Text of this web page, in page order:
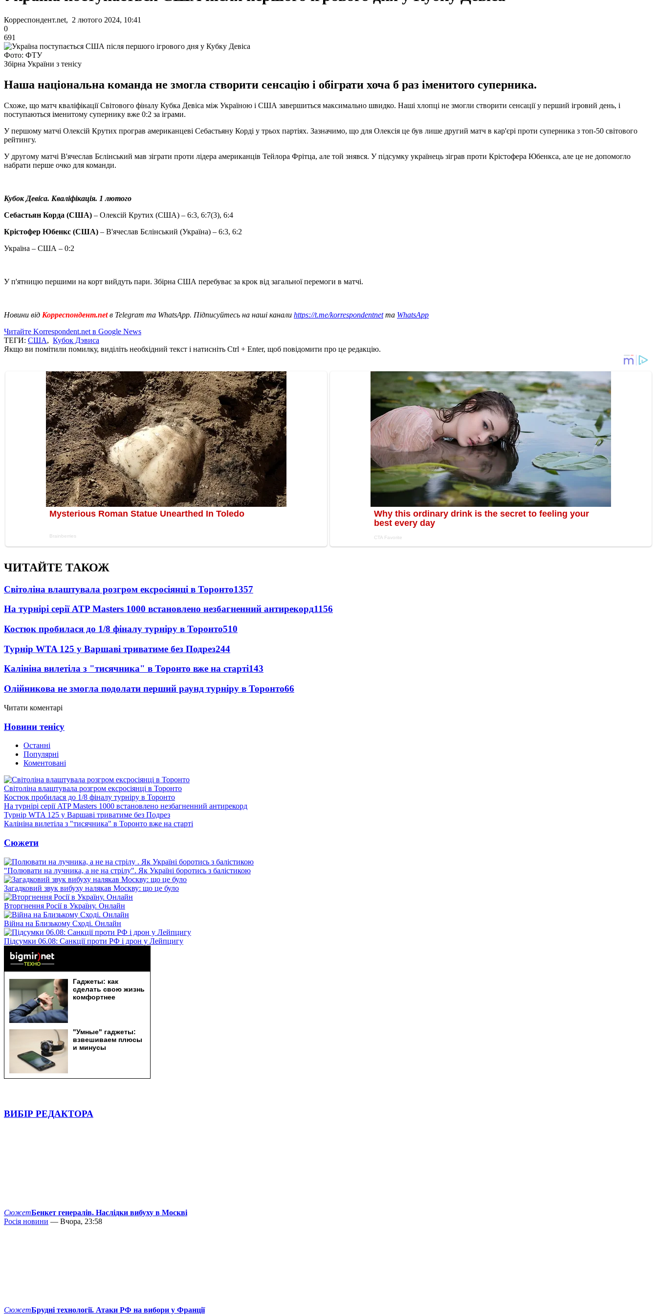
Корреспондент.net, 2 лютого 2024, 10:41
0
691
Фото: ФТУ
Збірна України з тенісу
Наша національна команда не змогла створити сенсацію і обіграти хоча б раз іменитого суперника.
Схоже, що матч кваліфікації Світового фіналу Кубка Девіса між Україною і США завершиться максимально швидко. Наші хлопці не змогли створити сенсації у перший ігровий день, і
поступаються іменитому супернику вже 0:2 за іграми.
У першому матчі Олексій Крутих програв американцеві Себастьяну Корді у трьох партіях. Зазначимо, що для Олексія це був лише другий матч в кар'єрі проти суперника з топ-50 світового
рейтингу.
У другому матчі В'ячеслав Бєлінський мав зіграти проти лідера американців Тейлора Фрітца, але той знявся. У підсумку українець зіграв проти Крістофера Юбенкса, але це не допомогло
набрати перше очко для команди.
Кубок Девіса. Кваліфікація. 1 лютого
Себастьян Корда (США) – Олексій Крутих (США) – 6:3, 6:7(3), 6:4
Крістофер Юбенкс (США) – В'ячеслав Бєлінський (Україна) – 6:3, 6:2
Україна – США – 0:2
У п'ятницю першими на корт вийдуть пари. Збірна США перебуває за крок від загальної перемоги в матчі.
Новини від Корреспондент.netв Telegram та WhatsApp. Підписуйтесь на наші канали https://t.me/korrespondentnetта WhatsApp
Читайте Korrespondent.net в Google News
ТЕГИ: США, Кубок Дэвиса
Якщо ви помітили помилку, виділіть необхідний текст і натисніть Ctrl + Enter, щоб повідомити про це редакцію.
ЧИТАЙТЕ ТАКОЖ
Світоліна влаштувала розгром ексросіянці в Торонто1357
На турнірі серії ATP Masters 1000 встановлено незбагненний антирекорд1156
Костюк пробилася до 1/8 фіналу турніру в Торонто510
Турнір WTA 125 у Варшаві триватиме без Подрез244
Калініна вилетіла з "тисячника" в Торонто вже на старті143
Олійникова не змогла подолати перший раунд турніру в Торонто66
Читати коментарі
Новини тенісу
Останні
Популярні
Коментовані
Світоліна влаштувала розгром ексросіянці в Торонто
Костюк пробилася до 1/8 фіналу турніру в Торонто
На турнірі серії ATP Masters 1000 встановлено незбагненний антирекорд
Турнір WTA 125 у Варшаві триватиме без Подрез
Калініна вилетіла з "тисячника" в Торонто вже на старті
Сюжети
"Полювати на лучника, а не на стрілу". Як Україні боротись з балістикою
Загадковий звук вибуху налякав Москву: що це було
Вторгнення Росії в Україну. Онлайн
Війна на Близькому Сході. Онлайн
Підсумки 06.08: Санкції проти РФ і дрон у Лейпцигу
ВИБІР РЕДАКТОРА
СюжетБенкет генералів. Наслідки вибуху в Москві
Росія новини — Вчора, 23:58
СюжетБрудні технології. Атаки РФ на вибори у Франції